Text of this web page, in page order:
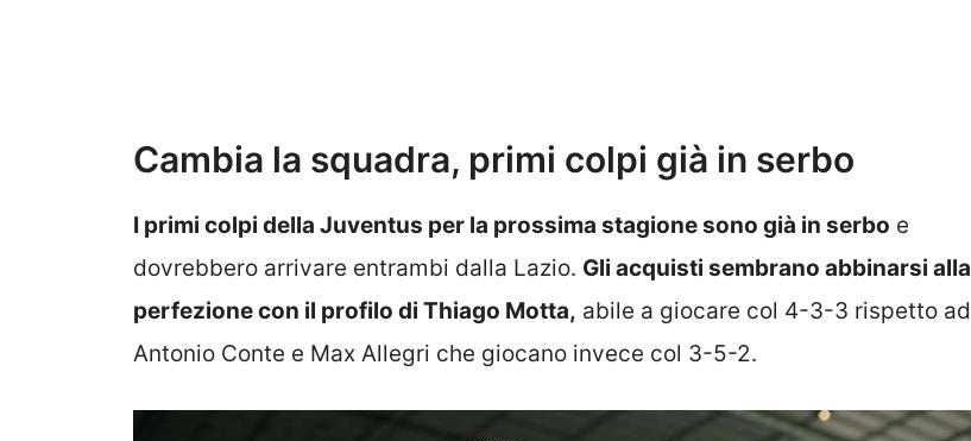
Cambia la squadra, primi colpi già in serbo
I primi colpi della Juventus per la prossima stagione sono già in serbo e
dovrebbero arrivare entrambi dalla Lazio. Gli acquisti sembrano abbinarsi alla
perfezione con il profilo di Thiago Motta, abile a giocare col 4-3-3 rispetto ad
Antonio Conte e Max Allegri che giocano invece col 3-5-2.